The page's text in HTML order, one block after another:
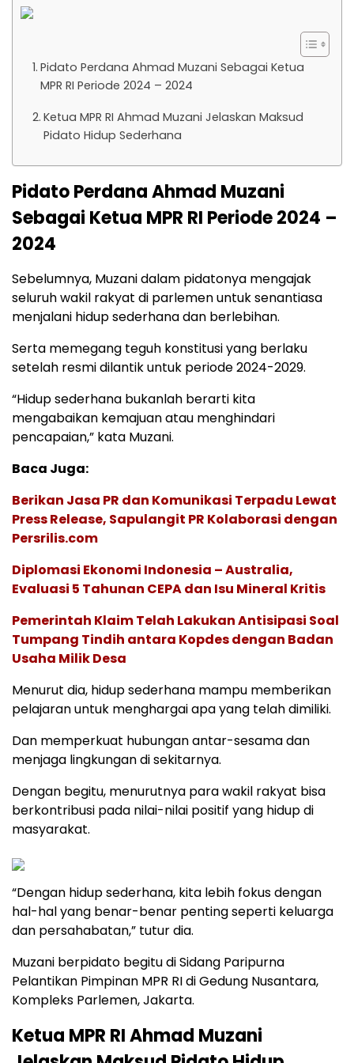
Pidato Perdana Ahmad Muzani Sebagai Ketua
MPR RI Periode 2024 – 2024
Ketua MPR RI Ahmad Muzani Jelaskan Maksud
Pidato Hidup Sederhana
Pidato Perdana Ahmad Muzani
Sebagai Ketua MPR RI Periode 2024 –
2024
Sebelumnya, Muzani dalam pidatonya mengajak
seluruh wakil rakyat di parlemen untuk senantiasa
menjalani hidup sederhana dan berlebihan.
Serta memegang teguh konstitusi yang berlaku
setelah resmi dilantik untuk periode 2024-2029.
“Hidup sederhana bukanlah berarti kita
mengabaikan kemajuan atau menghindari
pencapaian,” kata Muzani.
Baca Juga:
Berikan Jasa PR dan Komunikasi Terpadu Lewat
Press Release, Sapulangit PR Kolaborasi dengan
Persrilis.com
Diplomasi Ekonomi Indonesia – Australia,
Evaluasi 5 Tahunan CEPA dan Isu Mineral Kritis
Pemerintah Klaim Telah Lakukan Antisipasi Soal
Tumpang Tindih antara Kopdes dengan Badan
Usaha Milik Desa
Menurut dia, hidup sederhana mampu memberikan
pelajaran untuk menghargai apa yang telah dimiliki.
Dan memperkuat hubungan antar-sesama dan
menjaga lingkungan di sekitarnya.
Dengan begitu, menurutnya para wakil rakyat bisa
berkontribusi pada nilai-nilai positif yang hidup di
masyarakat.
“Dengan hidup sederhana, kita lebih fokus dengan
hal-hal yang benar-benar penting seperti keluarga
dan persahabatan,” tutur dia.
Muzani berpidato begitu di Sidang Paripurna
Pelantikan Pimpinan MPR RI di Gedung Nusantara,
Kompleks Parlemen, Jakarta.
Ketua MPR RI Ahmad Muzani